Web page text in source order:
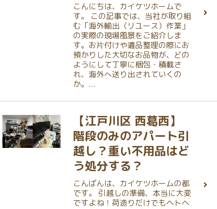
こんにちは、カイケツホームで
す。 この記事では、当社が取り組
む「海外輸出（リユース）作業」
の実際の現場風景をご紹介しま
す。お片付けや遺品整理の際にお
預かりした大切なお品物が、どの
ようにして丁寧に梱包・積載さ
れ、海外へ送り出されていくの
か。...
【江戸川区 西葛西】
階段のみのアパート引
越し？重い不用品はど
う処分する？
こんばんは、カイケツホームの都
です。 引越しの準備、本当に大変
ですよね！荷造りだけでもヘトヘ